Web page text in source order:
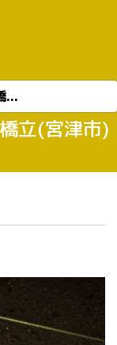
...
立(宮津市)